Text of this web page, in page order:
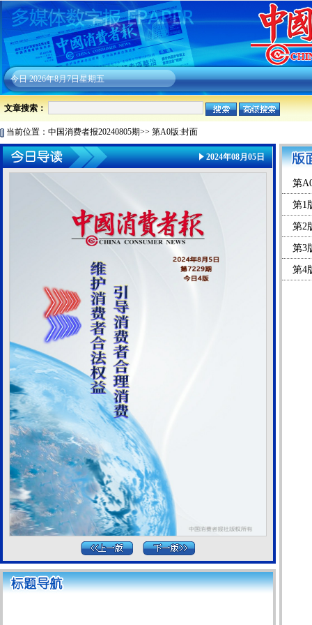
今日2026年8月7日星期五
文章搜索：
当前位置： 中国消费者报20240805期>> 第A0版:封面
2024年08月05日
第
第1
第2
第3
第4